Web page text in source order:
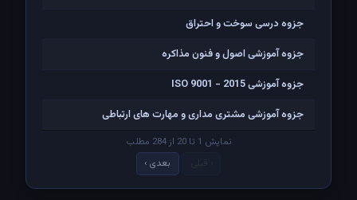
جزوه درسی سوخت و احتراق
جزوه آموزشی اصول و فنون مذاکره
جزوه آموزشی ISO 9001 - 2015
جزوه آموزشی مشتری مداری و مهارت های ارتباطی
نمایش 1 تا 20 از 284 مطلب
بعدی ›